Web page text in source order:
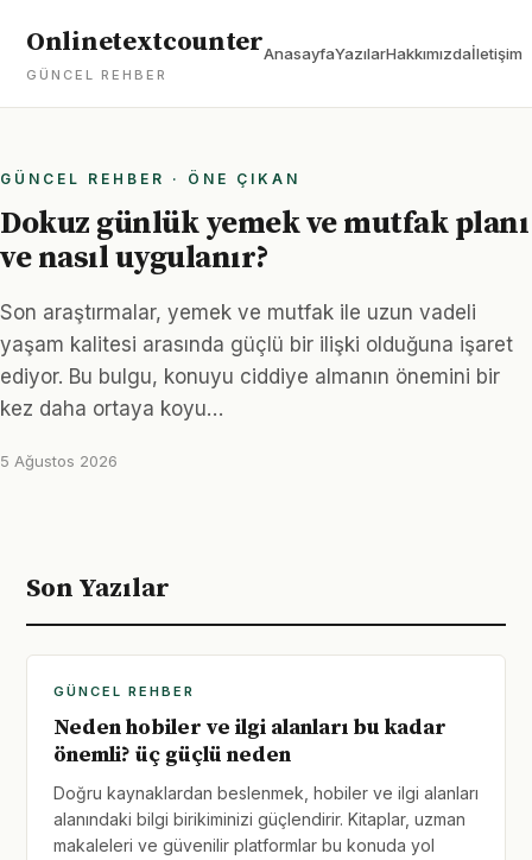
Onlinetextcounter
GÜNCEL REHBER
AnasayfaYazılarHakkımızdaİletişim
GÜNCEL REHBER · ÖNE ÇIKAN
Dokuz günlük yemek ve mutfak planı
ve nasıl uygulanır?
Son araştırmalar, yemek ve mutfak ile uzun vadeli
yaşam kalitesi arasında güçlü bir ilişki olduğuna işaret
ediyor. Bu bulgu, konuyu ciddiye almanın önemini bir
kez daha ortaya koyu…
5 Ağustos 2026
Son Yazılar
GÜNCEL REHBER
Neden hobiler ve ilgi alanları bu kadar
önemli? üç güçlü neden
Doğru kaynaklardan beslenmek, hobiler ve ilgi alanları
alanındaki bilgi birikiminizi güçlendirir. Kitaplar, uzman
makaleleri ve güvenilir platformlar bu konuda yol